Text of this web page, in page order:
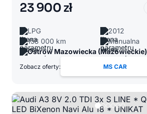
23 900 zł
LPG
2012
158 000 km
Manualna
Ostrów Mazowiecka (Mazowieckie)
Zobacz oferty: MS CAR